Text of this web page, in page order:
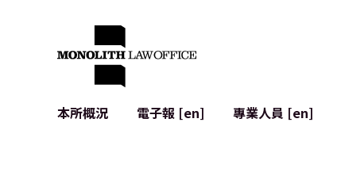
本所概況
電子報 [en] 專業人員 [en]